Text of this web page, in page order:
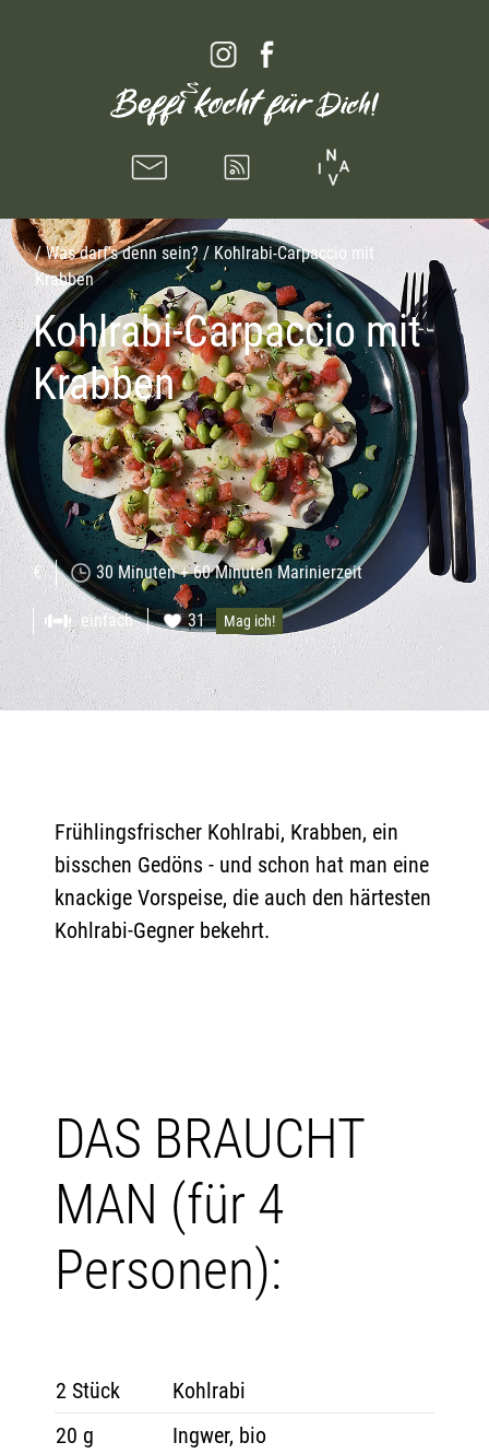
/Was darf's denn sein? / Kohlrabi-Carpaccio mit
Krabben
Kohlrabi-Carpaccio mit
Krabben
€ 30 Minuten + 60 Minuten Marinierzeit
einfach 31 Mag ich!
Frühlingsfrischer Kohlrabi, Krabben, ein
bisschen Gedöns - und schon hat man eine
knackige Vorspeise, die auch den härtesten
Kohlrabi-Gegner bekehrt.
DAS BRAUCHT
MAN (für 4
Personen):
2 Stück
Kohlrabi
20 g
Ingwer, bio